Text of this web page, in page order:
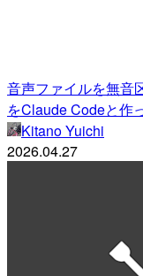
音声ファイルを無音
をClaude Codeと作
Kitano Yuichi
2026.04.27